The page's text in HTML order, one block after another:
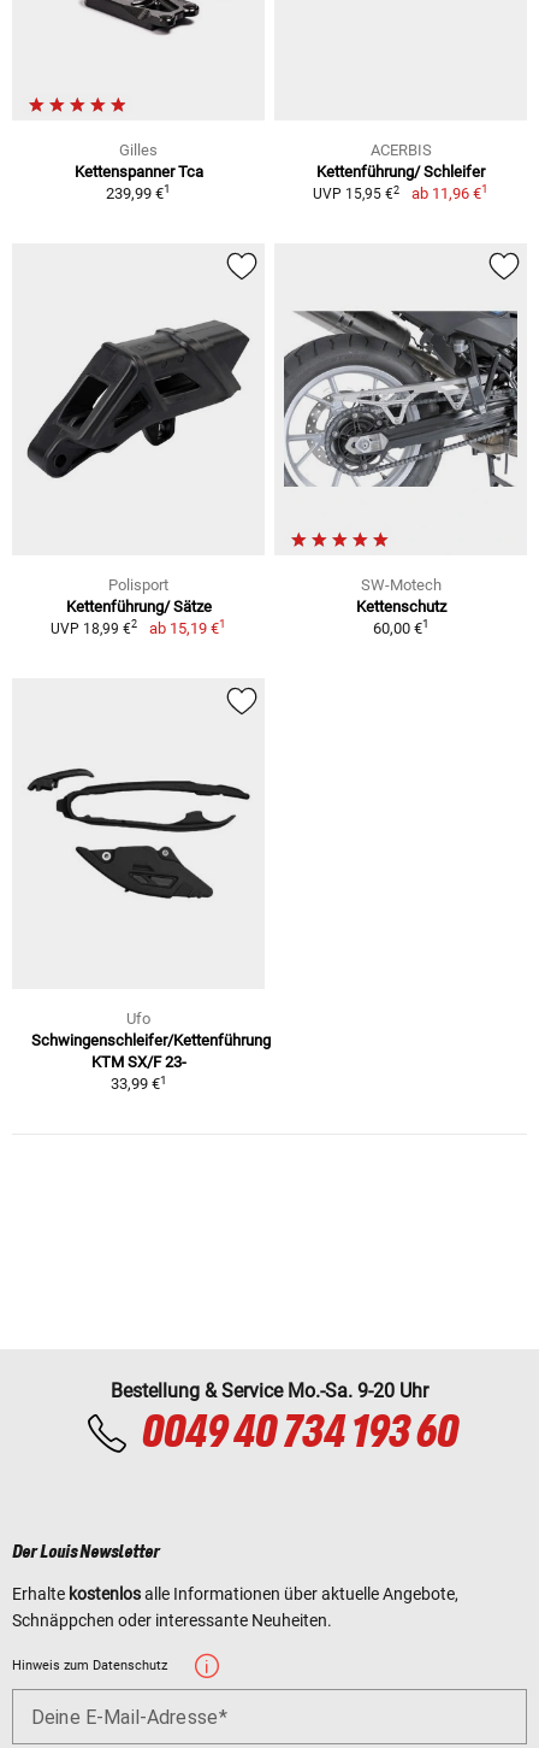
Gilles
Kettenspanner Tca
239,99 €1
ACERBIS
Kettenführung/ Schleifer
UVP 15,95 €2 ab 11,96 €1
Polisport
Kettenführung/ Sätze
UVP 18,99 €2 ab 15,19 €1
SW-Motech
Kettenschutz
60,00 €1
Ufo
Schwingenschleifer/Kettenführung
KTM SX/F 23-
33,99 €1
Bestellung & Service Mo.-Sa. 9-20 Uhr
0049 40 734 193 60
Der Louis Newsletter
Erhalte kostenlosalle Informationen über aktuelle Angebote,
Schnäppchen oder interessante Neuheiten.
Hinweis zum Datenschutz
Deine E-Mail-Adresse